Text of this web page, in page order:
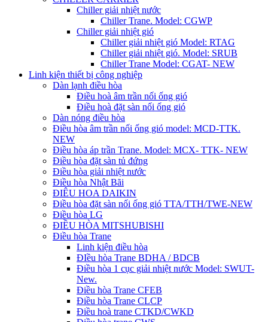
Chiller giải nhiệt nước
Chiller Trane. Model: CGWP
Chiller giải nhiệt gió
Chiller giải nhiệt gió Model: RTAG
Chiller giải nhiệt gió. Model: SRUB
Chiller Trane Model: CGAT- NEW
Linh kiện thiết bị công nghiệp
Dàn lạnh điều hòa
Điều hoà âm trần nối ống gió
Điều hoà đặt sàn nối ống gió
Dàn nóng điều hòa
Điều hòa âm trần nối ống gió model: MCD-TTK.
NEW
Điều hòa áp trần Trane. Model: MCX- TTK- NEW
Điều hòa đặt sàn tủ đứng
Điều hòa giải nhiệt nước
Điều hòa Nhật Bãi
ĐIÊU HOA DAIKIN
Điều hòa đặt sàn nối ống gió TTA/TTH/TWE-NEW
Điều hòa LG
ĐIỀU HÒA MITSHUBISHI
Điều hòa Trane
Linh kiện điều hòa
ĐIều hòa Trane BDHA / BDCB
Điều hòa 1 cục giải nhiệt nước Model: SWUT-
New.
Điều hòa Trane CFEB
Điều hòa Trane CLCP
Điều hoà trane CTKD/CWKD